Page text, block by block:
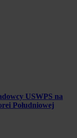
USWPS na
Południowej